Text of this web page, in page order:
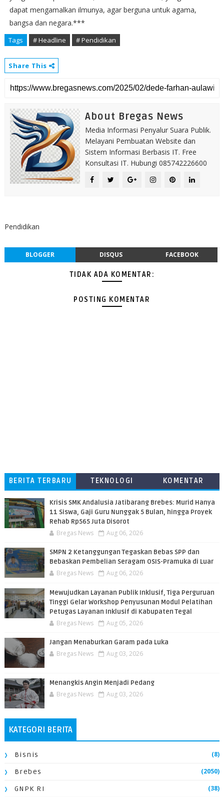
dapat mengamalkan ilmunya, agar berguna untuk agama,
bangsa dan negara.***
Tags # Headline # Pendidikan
Share This
About Bregas News
Media Informasi Penyalur Suara Publik.
Melayani Pembuatan Website dan
Sistem Informasi Berbasis IT. Free
Konsultasi IT. Hubungi 085742226600
Pendidikan
BLOGGER DISQUS FACEBOOK
TIDAK ADA KOMENTAR:
POSTING KOMENTAR
BERITA TERBARU TEKNOLOGI
KOMENTAR
Krisis SMK Andalusia Jatibarang Brebes: Murid Hanya
11 Siswa, Gaji Guru Nunggak 5 Bulan, hingga Proyek
Rehab Rp565 Juta Disorot
Bregas News Aug 06, 2026
SMPN 2 Ketanggungan Tegaskan Bebas SPP dan
Bebaskan Pembelian Seragam OSIS-Pramuka di Luar
Bregas News Aug 06, 2026
​Mewujudkan Layanan Publik Inklusif, Tiga Perguruan
Tinggi Gelar Workshop Penyusunan Modul Pelatihan
Petugas Layanan Inklusif di Kabupaten Tegal
Bregas News Aug 05, 2026
Jangan Menaburkan Garam pada Luka
Bregas News Aug 03, 2026
Menangkis Angin Menjadi Pedang
Bregas News Aug 03, 2026
KATEGORI BERITA
Bisnis (8)
Brebes (2050)
GNPK RI (38)